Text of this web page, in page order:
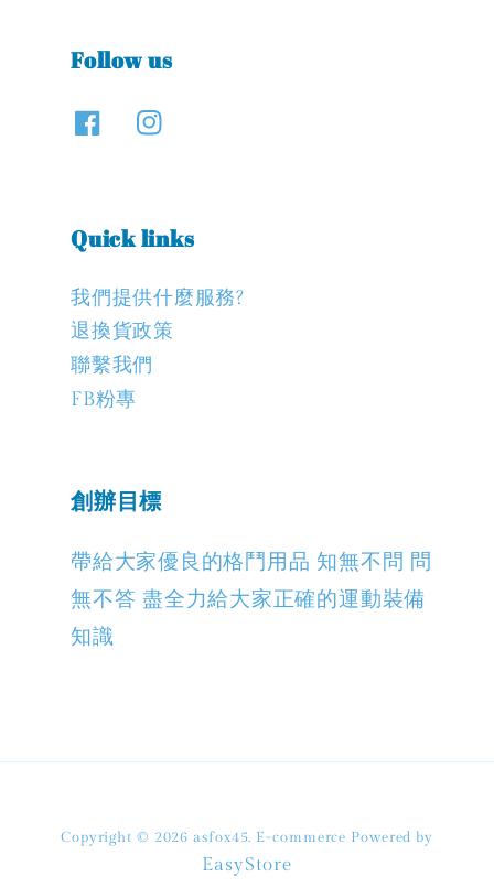
Follow us
Quick links
我們提供什麼服務?
退換貨政策
聯繫我們
FB粉專
創辦目標
帶給大家優良的格鬥用品 知無不問 問
無不答 盡全力給大家正確的運動裝備
知識
Copyright © 2026 asfox45. E-commerce Powered by
EasyStore